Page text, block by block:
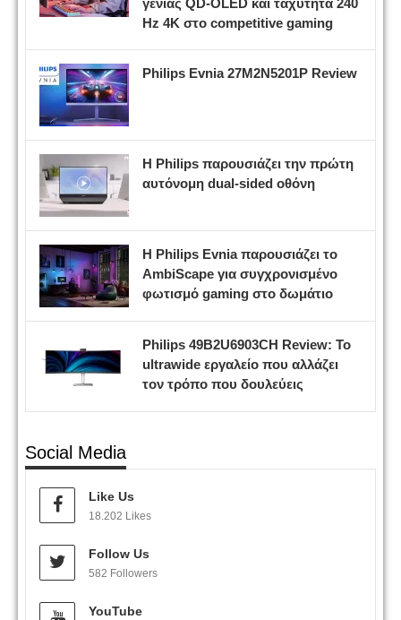
γενιάς QD-OLED και ταχύτητα 240
Hz 4K στο competitive gaming
Philips Evnia 27M2N5201P Review
Η Philips παρουσιάζει την πρώτη
αυτόνομη dual-sided οθόνη
Η Philips Evnia παρουσιάζει το
AmbiScape για συγχρονισμένο
φωτισμό gaming στο δωμάτιο
Philips 49B2U6903CH Review: Το
ultrawide εργαλείο που αλλάζει
τον τρόπο που δουλεύεις
Social Media
Like Us
18.202 Likes
Follow Us
582 Followers
YouTube